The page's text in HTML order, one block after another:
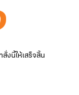
งนี้ให้เสร็จสิ้น